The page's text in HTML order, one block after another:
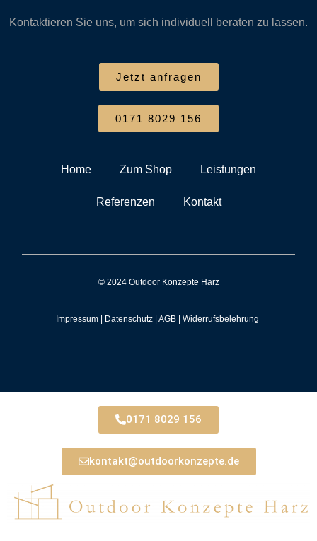
Kontaktieren Sie uns, um sich individuell beraten zu lassen.
Jetzt anfragen
0171 8029 156
Home Zum Shop Leistungen
Referenzen Kontakt
© 2024 Outdoor Konzepte Harz
Impressum Datenschutz AGB Widerrufsbelehrung
0171 8029 156
kontakt@outdoorkonzepte.de